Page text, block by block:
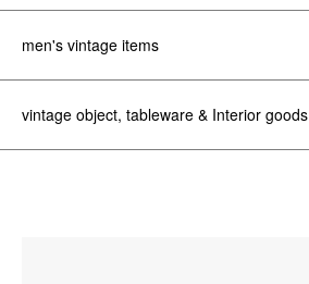
men's vintage items
vintage object, tableware & Interior goods